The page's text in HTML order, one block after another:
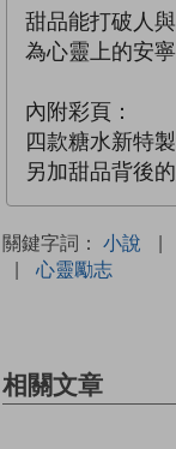
甜品能打破人
為心靈上的安寧
內附彩頁：
四款糖水新特
另加甜品背後
關鍵字詞： 小說 |
|
心靈勵志
相關文章